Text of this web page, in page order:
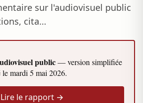
sur l'audiovisuel public
cita…
public— version simplifiée
lemardi 5 mai 2026.
Lire le rapport →